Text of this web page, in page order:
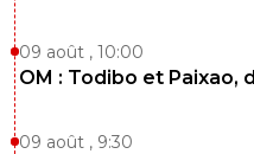
09 août , 10:00
OM : Todibo et Paixao,
09 août , 9:30